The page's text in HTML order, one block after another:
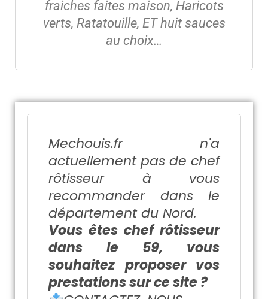
fraiches faites maison, Haricots
verts, Ratatouille, ET huit sauces
au choix…
Mechouis.frn'a
actuellement pas de chef
rôtisseur à vous
recommander dans le
département du Nord.
Vous êtes chef rôtisseur
dans le 59, vous
souhaitez proposer vos
prestations sur ce site ?